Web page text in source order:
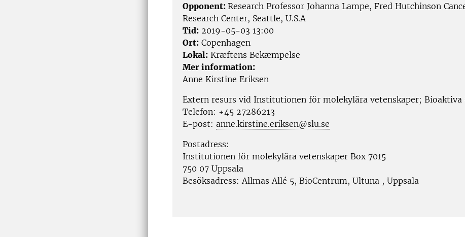
Opponent: Research Professor Johanna Lampe, Fred Hutchinson
Research Center, Seattle, U.S.A
Tid: 2019-05-03 13:00
Ort: Copenhagen
Lokal: Kræftens Bekæmpelse
Mer information:
Anne Kirstine Eriksen
Extern resurs vid Institutionen för molekylära vetenskaper; Bioaktiva
Telefon: +45 27286213
E-post: anne.kirstine.eriksen@slu.se
Postadress:
Institutionen för molekylära vetenskaper Box 7015
750 07 Uppsala
Besöksadress:Allmas Allé 5, BioCentrum, Ultuna , Uppsala